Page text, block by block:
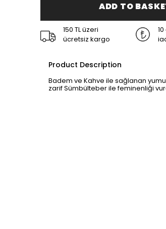
ADD TO
150 TL üzeri
ücretsiz kargo
Product Description
Badem ve Kahve ile sağlanan
zarif Sümbülteber ile feminenliği